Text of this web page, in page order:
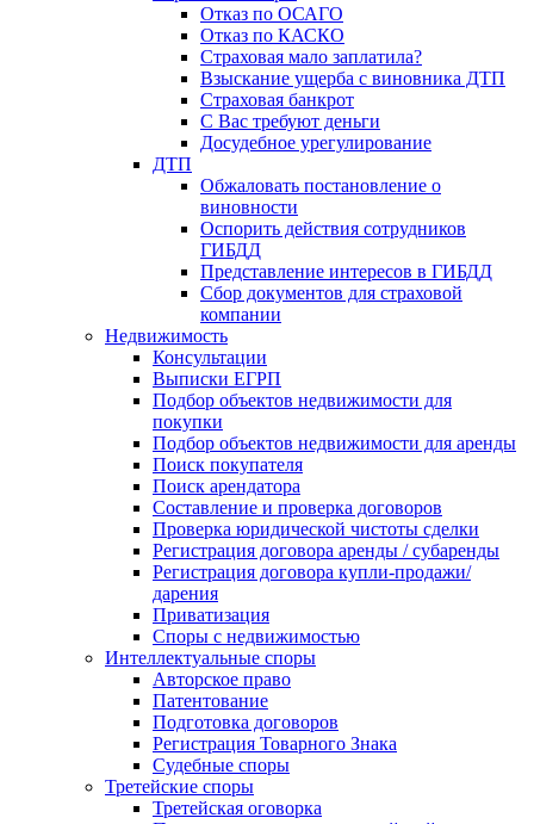
Отказ по ОСАГО
Отказ по КАСКО
Страховая мало заплатила?
Взыскание ущерба с виновника ДТП
Страховая банкрот
С Вас требуют деньги
Досудебное урегулирование
ДТП
Обжаловать постановление о
виновности
Оспорить действия сотрудников
ГИБДД
Представление интересов в ГИБДД
Сбор документов для страховой
компании
Недвижимость
Консультации
Выписки ЕГРП
Подбор объектов недвижимости для
покупки
Подбор объектов недвижимости для аренды
Поиск покупателя
Поиск арендатора
Составление и проверка договоров
Проверка юридической чистоты сделки
Регистрация договора аренды / субаренды
Регистрация договора купли-продажи/
дарения
Приватизация
Cпоры с недвижимостью
Интеллектуальные споры
Авторское право
Патентование
Подготовка договоров
Регистрация Товарного Знака
Судебные споры
Третейские споры
Третейская оговорка